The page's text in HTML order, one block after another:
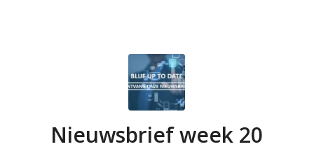
Nieuwsbrief week 20